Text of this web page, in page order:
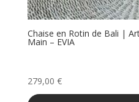
Chaise en Rotin de Bali |
Main – EVIA
279,00 €